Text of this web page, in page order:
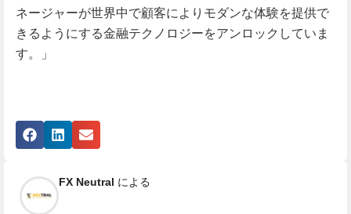
ネージャーが世界中で顧客によりモダンな体験を提供で
きるようにする金融テクノロジーをアンロックしていま
す。」
FX Neutral による